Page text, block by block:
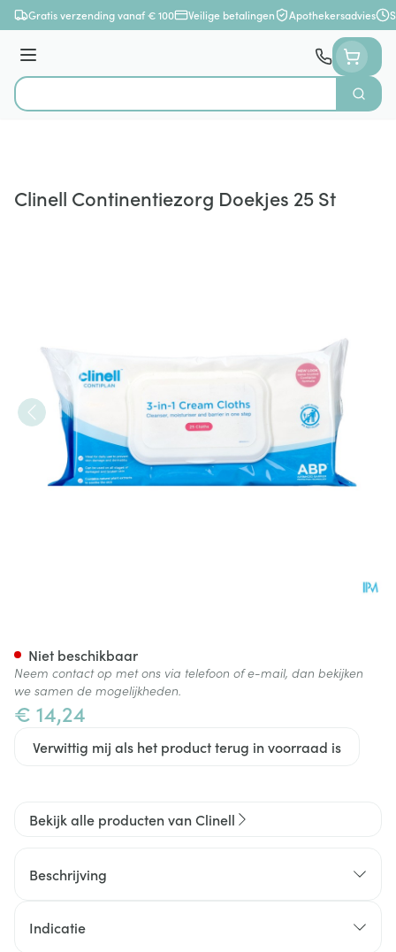
Ga naar de inhoud
Gratis verzending vanaf € 100 Veilige betalingen Apothekersadvies
Menu
Product, merk, categorie...
Zoek
Clinell Continentiezorg Doekjes 25 St
€ 14,24
Verwittig mij als het product terug in voorraad is
Niet beschikbaar
Neem contact op met ons via telefoon of e-mail, dan bekijken
we samen de mogelijkheden.
Bekijk alle producten van Clinell
Beschrijving
Indicatie